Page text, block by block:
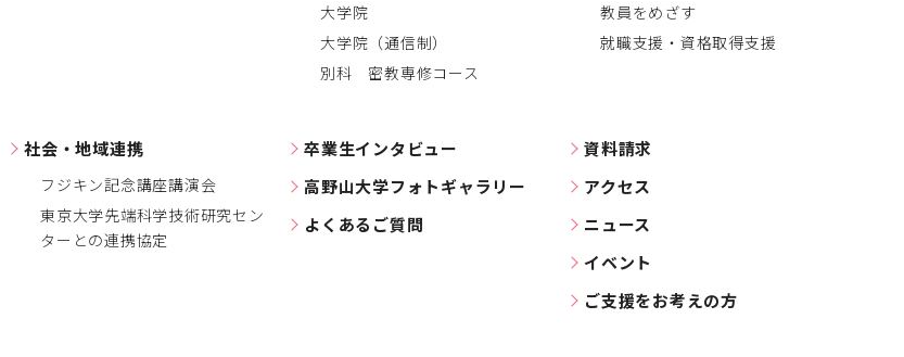
大学院
大学院（通信制）
別科 密教専修コース
教員をめざす
就職支援・資格取得支援
社会・地域連携
フジキン記念講座講演会
東京大学先端科学技術研究セン
ターとの連携協定
卒業生インタビュー
高野山大学フォトギャラリー
よくあるご質問
資料請求
アクセス
ニュース
イベント
ご支援をお考えの方